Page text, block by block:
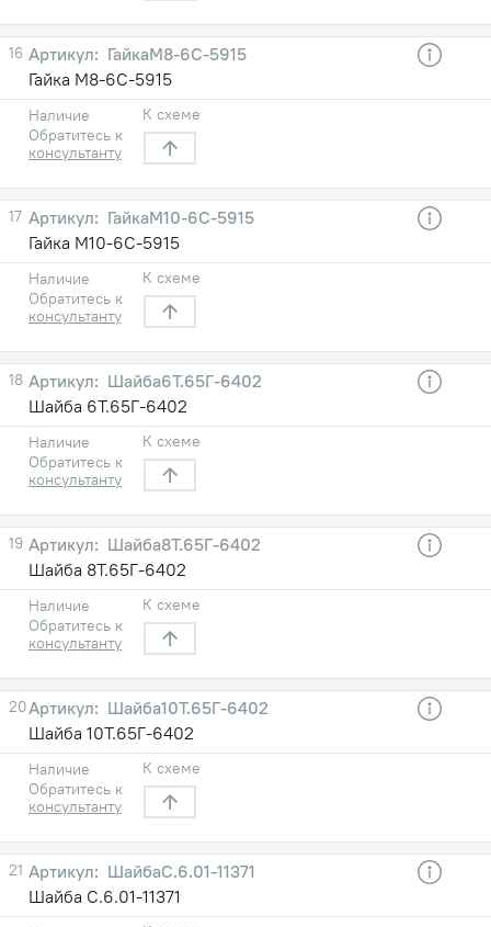
16
ГайкаМ8-6С-5915
Гайка М8-6С-5915
Наличие
Обратитесь к
консультанту
К схеме
17
ГайкаМ10-6С-5915
Гайка М10-6С-5915
Наличие
Обратитесь к
консультанту
К схеме
18
Шайба6Т.65Г-6402
Шайба 6Т.65Г-6402
Наличие
Обратитесь к
консультанту
К схеме
19
Шайба8Т.65Г-6402
Шайба 8Т.65Г-6402
Наличие
Обратитесь к
консультанту
К схеме
20
Шайба10Т.65Г-6402
Шайба 10Т.65Г-6402
Наличие
Обратитесь к
консультанту
К схеме
21
ШайбаС.6.01-11371
Шайба С.6.01-11371